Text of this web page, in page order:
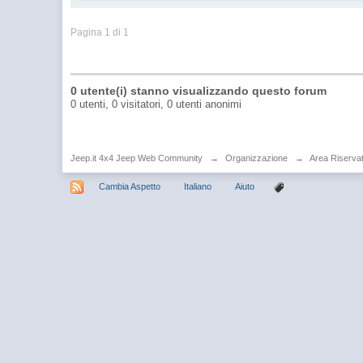
Pagina 1 di 1
0 utente(i) stanno visualizzando questo forum
0 utenti, 0 visitatori, 0 utenti anonimi
Jeep.it 4x4 Jeep Web Community → Organizzazione → Area
Cambia Aspetto Italiano Aiuto